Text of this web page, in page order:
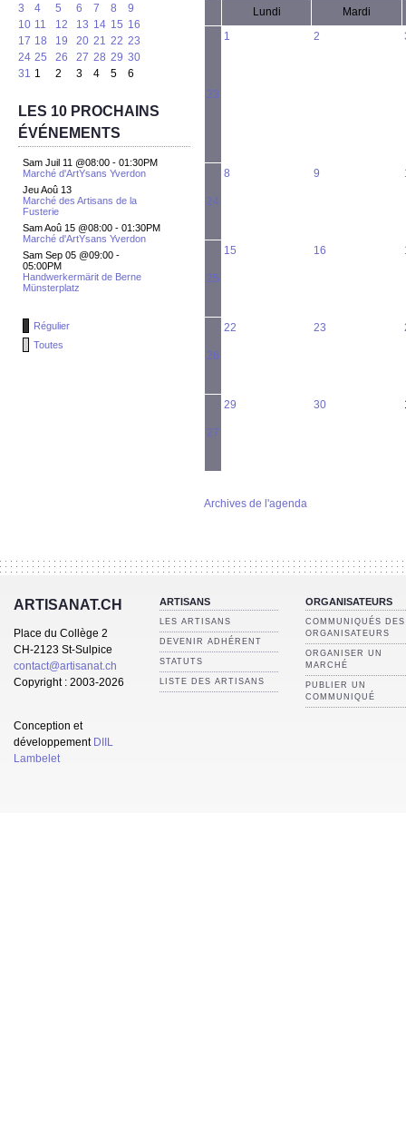
3
4 5 6 7 8
9
10 11 12 13 14 15 16
17 18 19 20 21 22 23
24 25 26 27 28 29 30
31 1 2 3 4 5 6
LES 10 PROCHAINS
ÉVÉNEMENTS
Sam Juil 11 @08:00 - 01:30PM
Marché d'ArtYsans Yverdon
Jeu Aoû 13
Marché des Artisans de la
Fusterie
Sam Aoû 15 @08:00 - 01:30PM
Marché d'ArtYsans Yverdon
Sam Sep 05 @09:00 -
05:00PM
Handwerkermärit de Berne
Münsterplatz
Régulier
Toutes
Lundi Mardi
23
1 2
24
8 9
25
15 16
26
22 23
27
29 30
Archives de l'agenda
ARTISANAT.CH
Place du Collège 2
CH-2123 St-Sulpice
contact@artisanat.ch
Copyright : 2003-2026
Conception et
développement DIIL
Lambelet
ARTISANS
LES ARTISANS
DEVENIR ADHÉRENT
STATUTS
LISTE DES ARTISANS
ORGANISATEURS
COMMUNIQUÉS DES
ORGANISATEURS
ORGANISER UN
MARCHÉ
PUBLIER UN
COMMUNIQUÉ